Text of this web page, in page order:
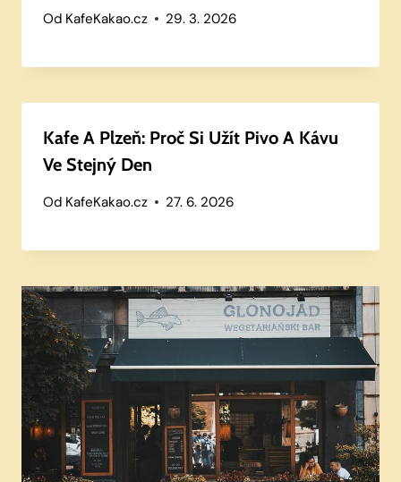
Od KafeKakao.cz 29. 3. 2026
Kafe A Plzeň: Proč Si Užít Pivo A Kávu
Ve Stejný Den
Od KafeKakao.cz 27. 6. 2026